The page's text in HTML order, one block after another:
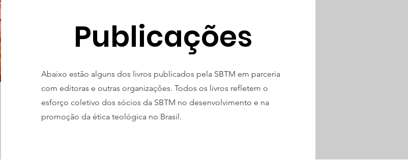
Publicações
Abaixo estão alguns dos livros publicados pela SBTM em parceria
com editoras e outras organizações. Todos os livros refletem o
esforço coletivo dos sócios da SBTM no desenvolvimento e na
promoção da ética teológica no Brasil.